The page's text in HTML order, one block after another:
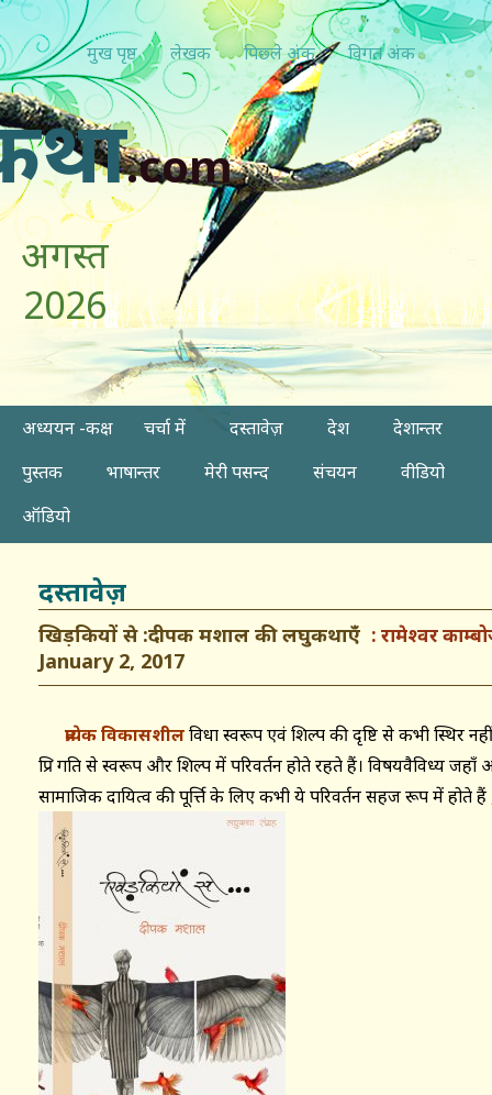
मुख पृष्ठ लेखक पिछ्ले अंक विगत अंक
.com
अगस्त
2026
अध्ययन -कक्ष चर्चा में दस्तावेज़ देश
देशान्तर
पुस्तक
भाषान्तर मेरी पसन्द संचयन
वीडियो
ऑडियो
दस्तावेज़
खिड़कियों से :दीपक मशाल की लघुकथाएँ रामेश्वर
January 2, 2017
प्रत्येक विकासशीलविधा स्वरूप एवं शिल्प की दृष्टि से कभी स्थिर
क्षिप्र गति से स्वरूप और शिल्प में परिवर्तन होते रहते हैं। विषयवैविध्य
सामाजिक दायित्व की पूर्त्ति के लिए कभी ये परिवर्तन सहज रूप में होते